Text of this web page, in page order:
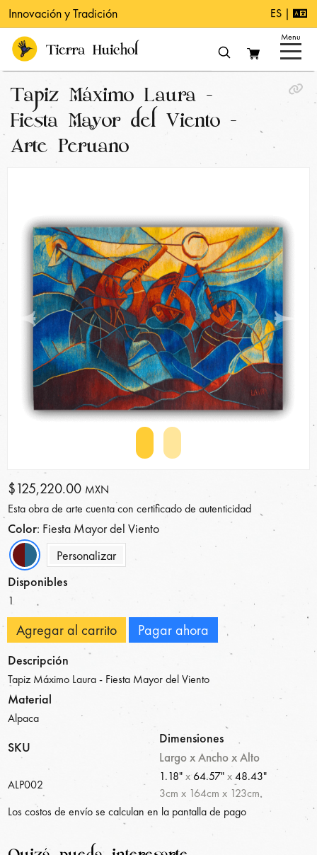
Innovación y Tradición ES |
Menu
Tapiz Máximo Laura -
Fiesta Mayor del Viento -
Arte Peruano
Anterior
$125,220.00 MXN
Esta obra de arte cuenta con certificado de autenticidad
Color: Fiesta Mayor del Viento
Personalizar
Disponibles
1
Agregar al carrito Pagar ahora
Descripción
Tapiz Máximo Laura - Fiesta Mayor del Viento
Material
Alpaca
SKU
Dimensiones
Largo x Ancho x Alto
ALP002
1.18"x64.57"x48.43"
3cm x 164cm x 123cm
Los costos de envío se calculan en la pantalla de pago